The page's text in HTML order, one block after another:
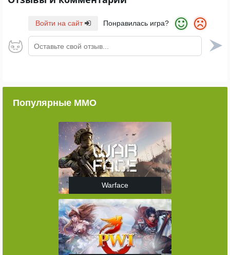
Войти на сайт Понравилась игра?
Оставьте свой отзыв...
Популярные ММО
Warface